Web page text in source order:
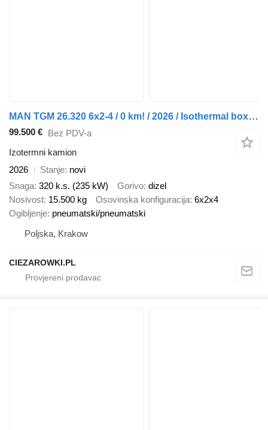
MAN TGM 26.320 6x2-4 / 0 km! / 2026 / Isothermal box 22 EPAL
99.500 € Bez PDV-a
Izotermni kamion
2026
Stanje novi
Snaga 320 k.s. (235 kW) Gorivo dizel
Nosivost 15.500 kg Osovinska konfiguracija 6x2x4
Ogibljenje pneumatski/pneumatski
Poljska, Krakow
CIEZAROWKI.PL